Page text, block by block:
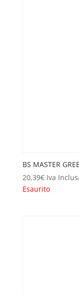
BS MASTER
20,39€ Iva
Esaurito